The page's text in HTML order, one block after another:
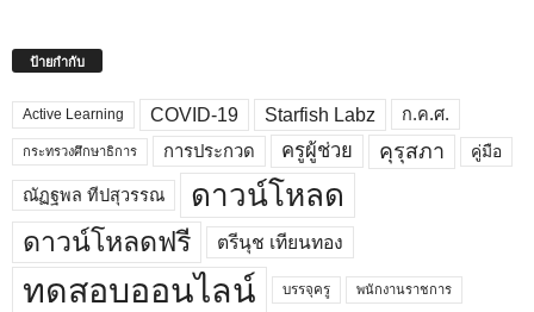
ป้ายกำกับ
Active Learning COVID-19 Starfish Labz ก.ค.ศ.
กระทรวงศึกษาธิการ การประกวด ครูผู้ช่วย คุรุสภา คู่มือ
ณัฏฐพล ทีปสุวรรณ ดาวน์โหลด
ดาวน์โหลดฟรี ตรีนุช เทียนทอง
ทดสอบออนไลน์ บรรจุครู พนักงานราชการ